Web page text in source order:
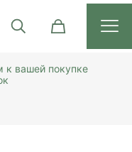
к вашей покупке